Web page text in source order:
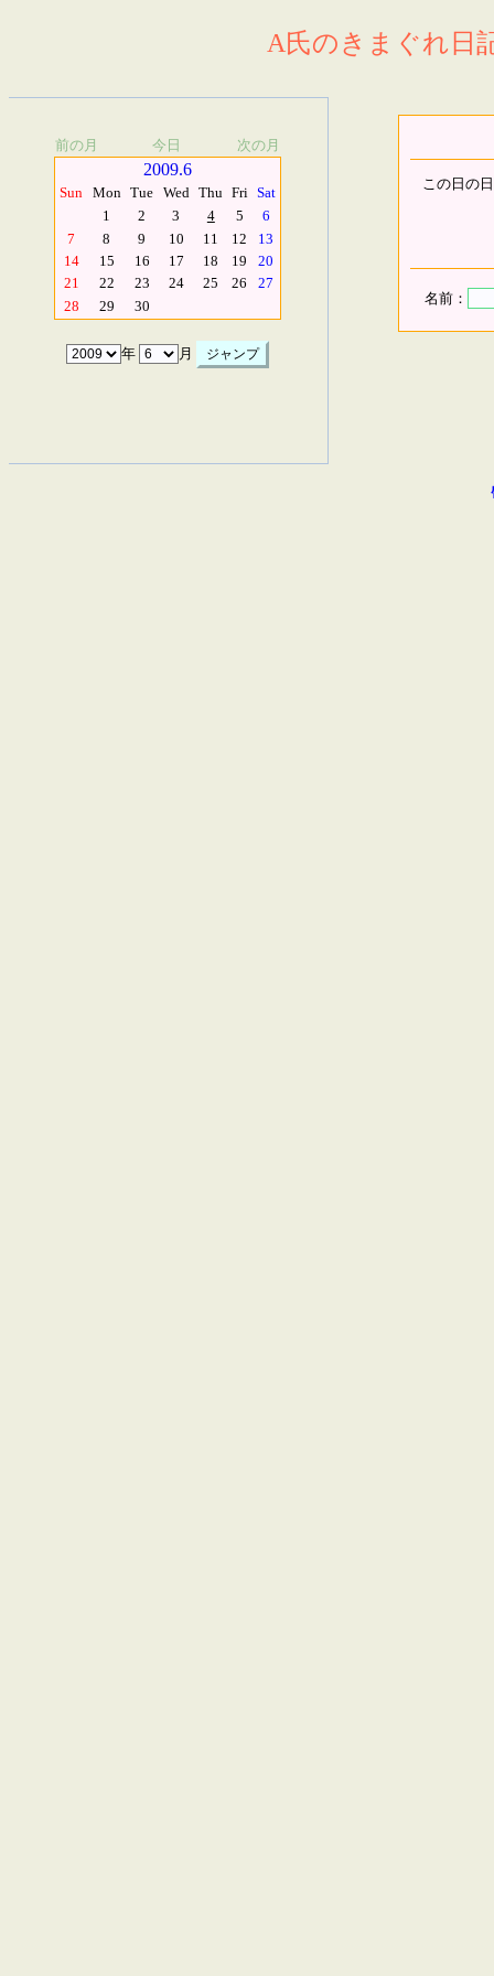
A氏のきまぐれ日
前の月 今日 次の月
2009.6
Sun Mon Tue Wed Thu Fri Sat
1
2 3 4 5
6
7
8 9 10 11 12
13
14
15 16 17 18 19
20
21
22 23 24 25 26
27
28
29 30
年 月
この日の
名前：